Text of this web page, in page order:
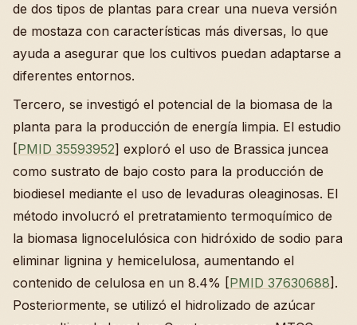
de dos tipos de plantas para crear una nueva versión
de mostaza con características más diversas, lo que
ayuda a asegurar que los cultivos puedan adaptarse a
diferentes entornos.
Tercero, se investigó el potencial de la biomasa de la
planta para la producción de energía limpia. El estudio
[PMID 35593952] exploró el uso de Brassica juncea
como sustrato de bajo costo para la producción de
biodiesel mediante el uso de levaduras oleaginosas. El
método involucró el pretratamiento termoquímico de
la biomasa lignocelulósica con hidróxido de sodio para
eliminar lignina y hemicelulosa, aumentando el
contenido de celulosa en un 8.4% [PMID 37630688].
Posteriormente, se utilizó el hidrolizado de azúcar